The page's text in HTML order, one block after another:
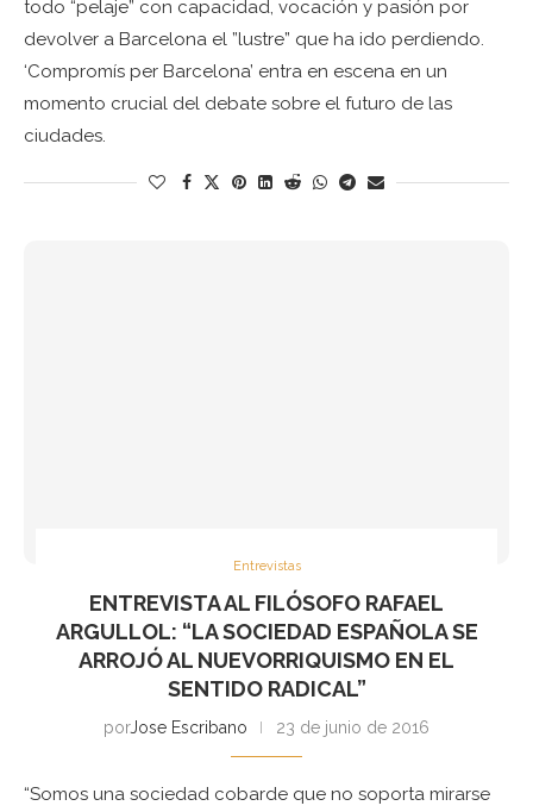
todo “pelaje” con capacidad, vocación y pasión por
devolver a Barcelona el ”lustre” que ha ido perdiendo.
‘Compromís per Barcelona’ entra en escena en un
momento crucial del debate sobre el futuro de las
ciudades.
Entrevistas
ENTREVISTA AL FILÓSOFO RAFAEL
ARGULLOL: “LA SOCIEDAD ESPAÑOLA SE
ARROJÓ AL NUEVORRIQUISMO EN EL
SENTIDO RADICAL”
porJose Escribano 23 de junio de 2016
“Somos una sociedad cobarde que no soporta mirarse